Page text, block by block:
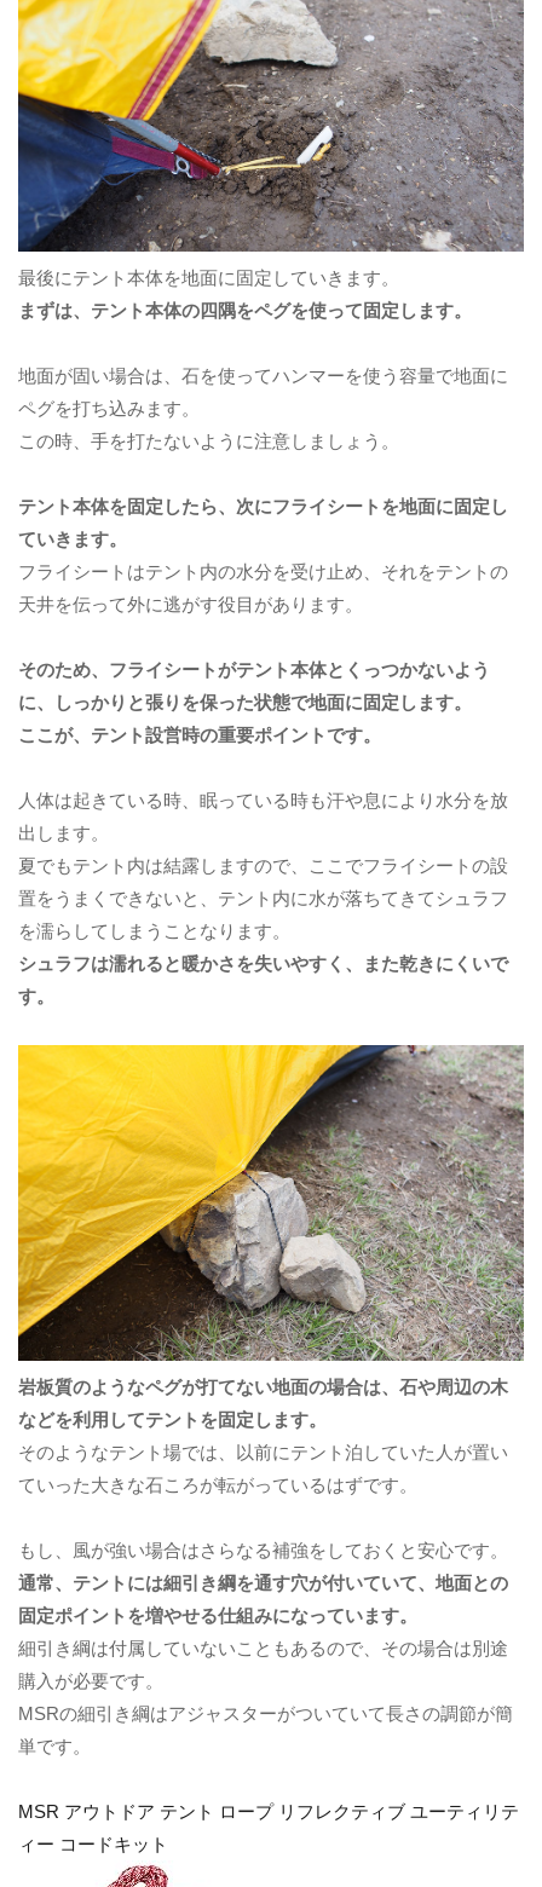
最後にテント本体を地面に固定していきます。
まずは、テント本体の四隅をペグを使って固定します。
地面が固い場合は、石を使ってハンマーを使う容量で地面に
ペグを打ち込みます。
この時、手を打たないように注意しましょう。
テント本体を固定したら、次にフライシートを地面に固定し
ていきます。
フライシートはテント内の水分を受け止め、それをテントの
天井を伝って外に逃がす役目があります。
そのため、フライシートがテント本体とくっつかないよう
に、しっかりと張りを保った状態で地面に固定します。
ここが、テント設営時の重要ポイントです。
人体は起きている時、眠っている時も汗や息により水分を放
出します。
夏でもテント内は結露しますので、ここでフライシートの設
置をうまくできないと、テント内に水が落ちてきてシュラフ
を濡らしてしまうことなります。
シュラフは濡れると暖かさを失いやすく、また乾きにくいで
す。
岩板質のようなペグが打てない地面の場合は、石や周辺の木
などを利用してテントを固定します。
そのようなテント場では、以前にテント泊していた人が置い
ていった大きな石ころが転がっているはずです。
もし、風が強い場合はさらなる補強をしておくと安心です。
通常、テントには細引き綱を通す穴が付いていて、地面との
固定ポイントを増やせる仕組みになっています。
細引き綱は付属していないこともあるので、その場合は別途
購入が必要です。
MSRの細引き綱はアジャスターがついていて長さの調節が簡
単です。
MSR アウトドア テント ロープ リフレクティブ ユーティリテ
ィー コードキット